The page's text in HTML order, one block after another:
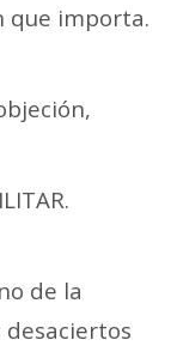
que importa.
de la
desaciertos